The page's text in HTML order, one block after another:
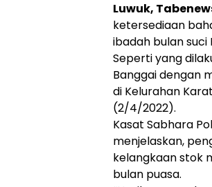
Luwuk,
ketersediaan
ibadah bulan suci
Seperti yang
Banggai dengan
di Kelurahan
(2/4/2022).
Kasat Sabhara
menjelaskan,
kelangkaan stok
bulan puasa.